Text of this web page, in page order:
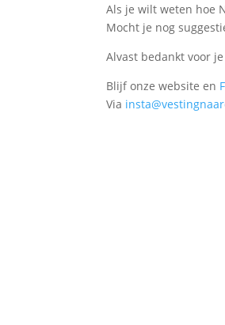
Als je wilt weten hoe
Mocht je nog
Alvast bedankt voor
Blijf onze website en
Via